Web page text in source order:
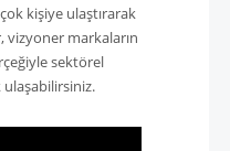
çok kişiye ulaştırarak
markaların
sektörel